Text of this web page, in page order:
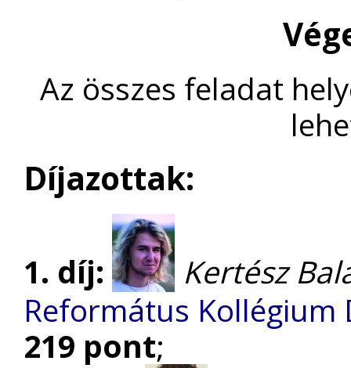
Az összes feladat
Díjazottak:
1. díj:
Kertész
Református Kollégium
219 pont;